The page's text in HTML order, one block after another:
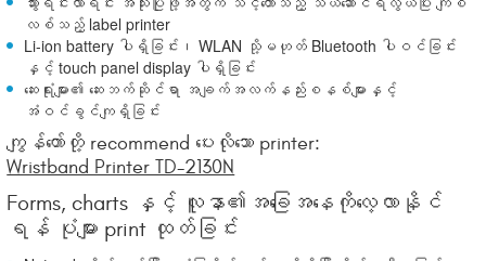
လစ်သည့် label printer
Li-ion battery ပါရှိခြင်း၊ WLAN သို့မဟုတ် Bluetooth ပါဝင်ခြင်း
နှင့် touch panel display ပါရှိခြင်း
ဆေးရုံးများ၏ ဆေးဘက်ဆိုင်ရာ အချက်အလက်နည်းစနစ်များနှင့်
အံဝင်ခွင်ကျရှိခြင်း
ကျွန်တော်တို့ recommend ပေးလိုသော printer:
Wristband Printer TD-2130N
Forms, charts နှင့် လူနာ၏အခြေအနေကိုလေ့လာနိုင်
ရန် ပုံများ print ထုတ်ခြင်း